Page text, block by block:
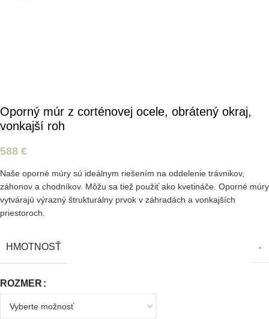
Oporný múr z corténovej ocele, obrátený okraj,
vonkajší roh
588 €
Naše oporné múry sú ideálnym riešením na oddelenie trávnikov,
záhonov a chodníkov. Môžu sa tiež použiť ako kvetináče. Oporné múry
vytvárajú výrazný štrukturálny prvok v záhradách a vonkajších
priestoroch.
HMOTNOSŤ -
ROZMER